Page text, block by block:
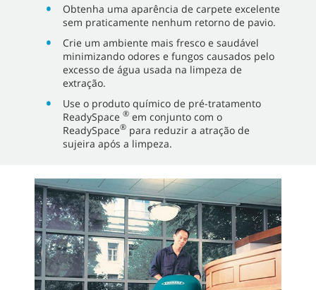
Obtenha uma aparência de carpete excelente
sem praticamente nenhum retorno de pavio.
Crie um ambiente mais fresco e saudável
minimizando odores e fungos causados pelo
excesso de água usada na limpeza de
extração.
Use o produto químico de pré-tratamento
ReadySpace ® em conjunto com o
ReadySpace® para reduzir a atração de
sujeira após a limpeza.